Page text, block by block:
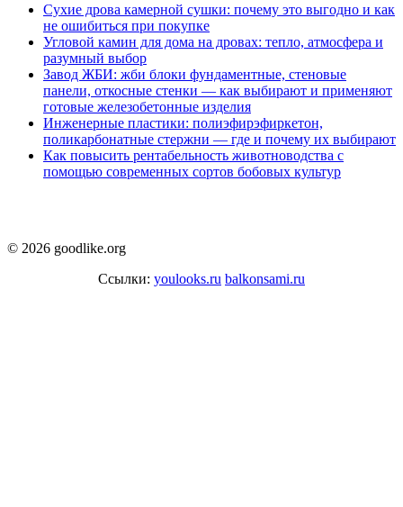
Сухие дрова камерной сушки: почему это выгодно и как
не ошибиться при покупке
Угловой камин для дома на дровах: тепло, атмосфера и
разумный выбор
Завод ЖБИ: жби блоки фундаментные, стеновые
панели, откосные стенки — как выбирают и применяют
готовые железобетонные изделия
Инженерные пластики: полиэфирэфиркетон,
поликарбонатные стержни — где и почему их выбирают
Как повысить рентабельность животноводства с
помощью современных сортов бобовых культур
© 2026 goodlike.org
Ссылки: youlooks.ru balkonsami.ru